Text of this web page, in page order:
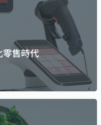
售時代